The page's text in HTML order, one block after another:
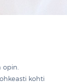
kohti